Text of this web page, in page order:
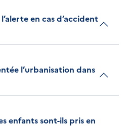
en cas d’accident
l’urbanisation dans
enfants sont-ils pris en